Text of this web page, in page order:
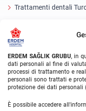
ERDEM SAĞLIK GRUBU, in
dati personali al fine di
processi di trattamento e
personali sono trattati e
protezione dei dati personali
È possibile accedere
Trattamenti dentali
About Erdem
Chi siamo
Unità mediche
Squadra medica